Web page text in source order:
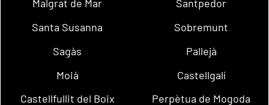
Malgrat de Mar
Santpedor
Santa Susanna
Sobremunt
Sagàs
Pallejà
Moià
Castellgalí
Castellfullit del Boix
Perpètua de Mogoda